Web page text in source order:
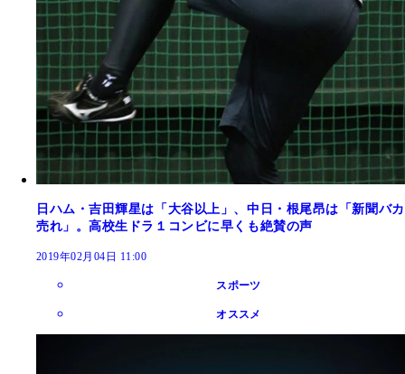
日ハム・吉田輝星は「大谷以上」、中日・根尾昂は「新聞バカ
売れ」。高校生ドラ１コンビに早くも絶賛の声
2019年02月04日 11:00
スポーツ
オススメ